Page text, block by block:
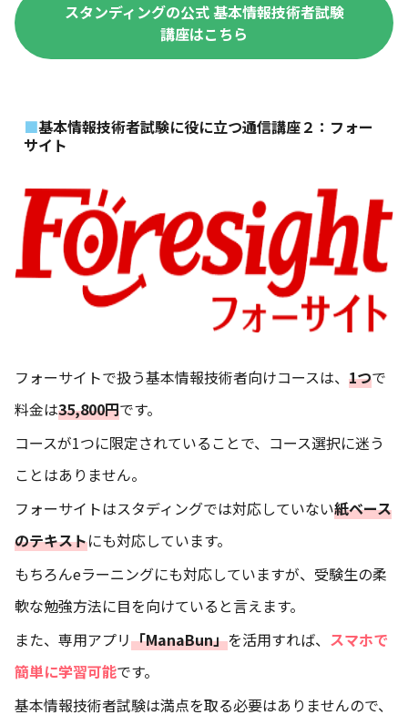
スタンディングの公式 基本情報技術者試験
講座はこちら
基本情報技術者試験に役に立つ通信講座２：フォー
サイト
フォーサイトで扱う基本情報技術者向けコースは、 1つで
料金は35,800円です。
コースが1つに限定されていることで、コース選択に迷う
ことはありません。
フォーサイトはスタディングでは対応していない紙ベース
のテキストにも対応しています。
もちろんeラーニングにも対応していますが、受験生の柔
軟な勉強方法に目を向けていると言えます。
また、専用アプリ「ManaBun」を活用すれば、 スマホで
簡単に学習可能です。
基本情報技術者試験は満点を取る必要はありませんので、